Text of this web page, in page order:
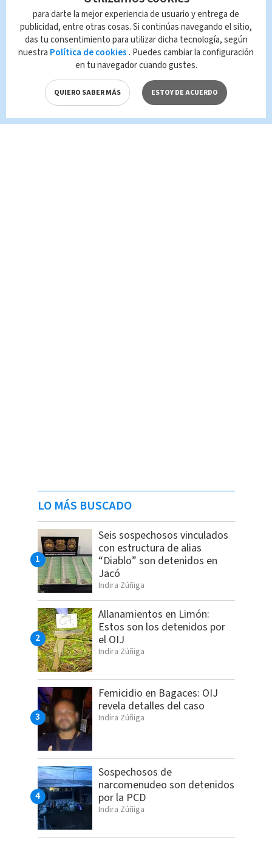
Salud
Queda prohibida la reproducción total o
parcial del contenido de esta página, mismo
que es propiedad de TELEDIARIO; su
reproducción no autorizada constituye una
infracción y un delito de conformidad con las
leyes aplicables.
LO MÁS BUSCADO
Seis sospechosos vinculados
con estructura de alias
“Diablo” son detenidos en
Jacó
Indira Zúñiga
Allanamientos en Limón:
Estos son los detenidos por
el OIJ
Indira Zúñiga
Femicidio en Bagaces: OIJ
revela detalles del caso
Indira Zúñiga
Sospechosos de
narcomenudeo son detenidos
por la PCD
Indira Zúñiga
para darte la mejor experiencia de usuario y entrega de
publicidad, entre otras cosas. Si continúas navegando el sitio,
das tu consentimiento para utilizar dicha tecnología, según
nuestra Política de cookies . Puedes cambiar la configuración
en tu navegador cuando gustes.
QUIERO SABER MÁS ESTOY DE ACUERDO